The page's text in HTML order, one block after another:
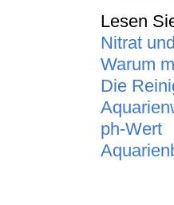
Lesen
Nitrat
Warum
Die
ph-Wert